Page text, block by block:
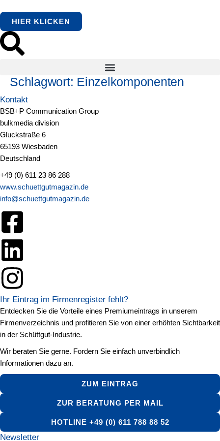
springen
HIER KLICKEN
Schlagwort: Einzelkomponenten
Kontakt
BSB+P Communication Group
bulkmedia division
Gluckstraße 6
65193 Wiesbaden
Deutschland
+49 (0) 611 23 86 288
www.schuettgutmagazin.de
info@schuettgutmagazin.de
Ihr Eintrag im Firmenregister fehlt?
Entdecken Sie die Vorteile eines Premiumeintrags in unserem
Firmenverzeichnis und profitieren Sie von einer erhöhten Sichtbarkeit
in der Schüttgut-Industrie.
Wir beraten Sie gerne. Fordern Sie einfach unverbindlich
Informationen dazu an.
ZUM EINTRAG
ZUR BERATUNG PER MAIL
HOTLINE +49 (0) 611 788 88 52
Newsletter